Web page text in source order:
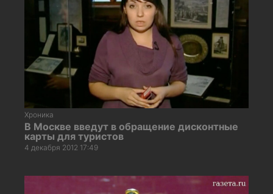
Хроника
В Москве введут в обращение дисконтные
карты для туристов
4 декабря 2012 17:49